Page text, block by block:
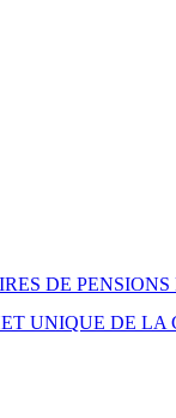
DE
UNIQUE DE